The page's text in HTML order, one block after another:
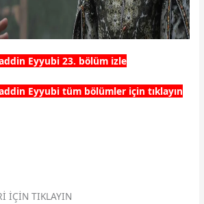
Eyyubi 23. bölüm izle
Eyyubi tüm bölümler için tıklayın
İÇİN TIKLAYIN